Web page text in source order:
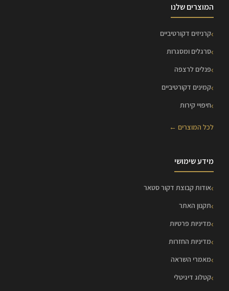
המוצרים שלנו
קרניזים דקורטיביים
סרגלים ומסגרות
פנלים לרצפה
קמינים דקורטיביים
חיפויי קירות
לכל המוצרים ←
מידע שימושי
אודות קבוצת דקור סטאר
תקנון האתר
מדיניות פרטיות
מדיניות החזרות
מאמרי השראה
קטלוג דיגיטלי